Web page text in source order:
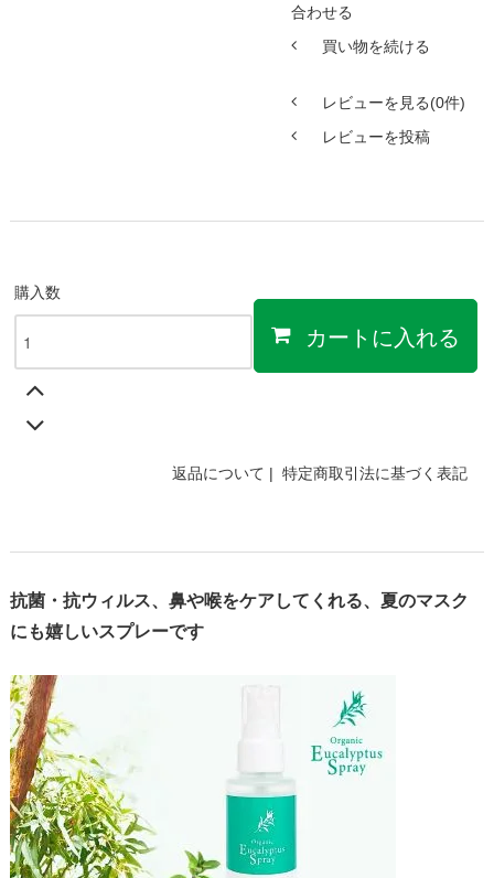
合わせる
買い物を続ける
レビューを見る(0件)
レビューを投稿
購入数
カートに入れる
返品について |特定商取引法に基づく表記
抗菌・抗ウィルス、鼻や喉をケアしてくれる、夏のマスク
にも嬉しいスプレーです